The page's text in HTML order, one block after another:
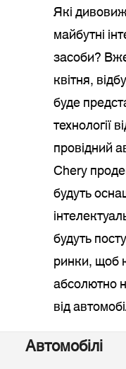
Які
майбутні
засоби?
квітня,
буде
технології
провідний
Chery
будуть
будуть
ринки, щоб
абсолютно
від
Автомобілі